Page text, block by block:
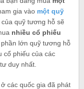
gia vào một quỹ
của quỹ tương hỗ sẽ
nhiều cổ phiếu
phần lớn quỹ tương hỗ
cổ phiếu của các
duy nhất.
các quốc gia đã phát